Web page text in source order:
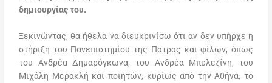
δημιουργίας του.
Ξεκινώντας, θα ήθελα να διευκρινίσω ότι αν δεν υπήρχε η
στήριξη του Πανεπιστημίου της Πάτρας και φίλων, όπως
του Ανδρέα Δημαρόγκωνα, του Ανδρέα Μπελεζίνη, του
Μιχάλη Μερακλή και ποιητών, κυρίως από την Αθήνα, το